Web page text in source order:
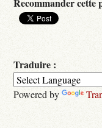
Recommander cette
Traduire :
Powered by